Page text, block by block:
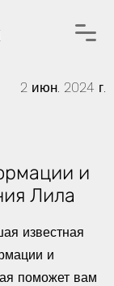
2 июн. 2024 г.
и
Лила
известная
и
поможет вам